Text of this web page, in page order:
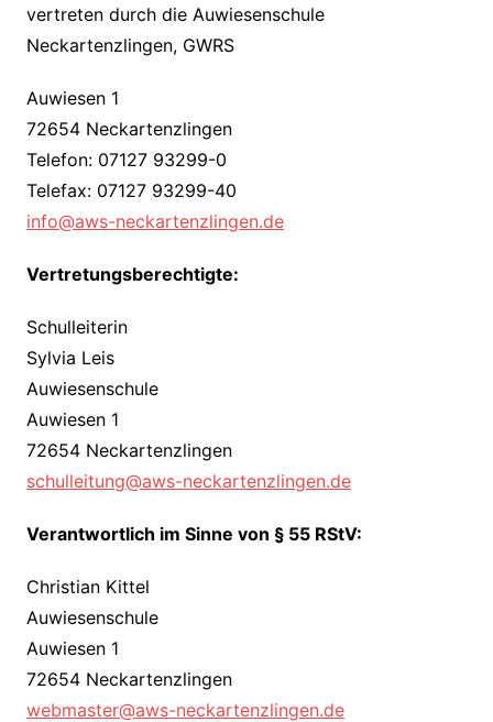
vertreten durch die Auwiesenschule
Neckartenzlingen, GWRS
Auwiesen 1
72654 Neckartenzlingen
Telefon: 07127 93299-0
Telefax: 07127 93299-40
info@aws-neckartenzlingen.de
Vertretungsberechtigte:
Schulleiterin
Sylvia Leis
Auwiesenschule
Auwiesen 1
72654 Neckartenzlingen
schulleitung@aws-neckartenzlingen.de
Verantwortlich im Sinne von § 55 RStV:
Christian Kittel
Auwiesenschule
Auwiesen 1
72654 Neckartenzlingen
webmaster@aws-neckartenzlingen.de